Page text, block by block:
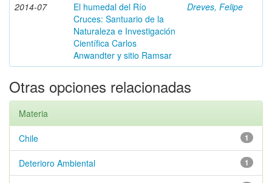
2014-07
El humedal del Río
Cruces: Santuario de la
Naturaleza e Investigación
Científica Carlos
Anwandter y sitio Ramsar
Dreves, Felipe
Otras opciones relacionadas
Materia
1
Chile
1
Deterioro Ambiental